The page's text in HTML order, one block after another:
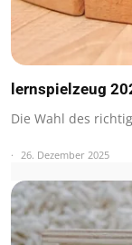
lernspielzeug
Die Wahl des
26. Dezember 2025